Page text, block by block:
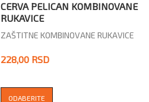
CERVA PELICAN KOMBINOVANE
RUKAVICE
ZAŠTITNE KOMBINOVANE RUKAVICE
228,00 RSD
ODABERITE